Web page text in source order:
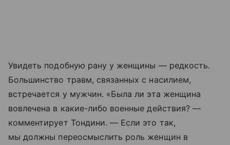
Увидеть подобную ​​рану у женщины — редкость.
Большинство травм, связанных с насилием,
встречается у мужчин. «Была ли эта женщина
вовлечена в какие-либо военные действия? —
комментирует Тондини. — Если это так,
мы должны переосмыслить роль женщин в